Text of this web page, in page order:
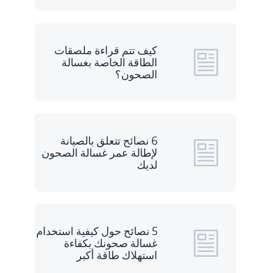
كيف تتم قراءة ملصقات
الطاقة الخاصة بغسالة
الصحون؟
6 نصائح تتعلق بالصيانة
لإطالة عمر غسالة الصحون
لديك
5 نصائح حول كيفية استخدام
غسالة صحونك بكفاءة
استهلاك طاقة أكبر